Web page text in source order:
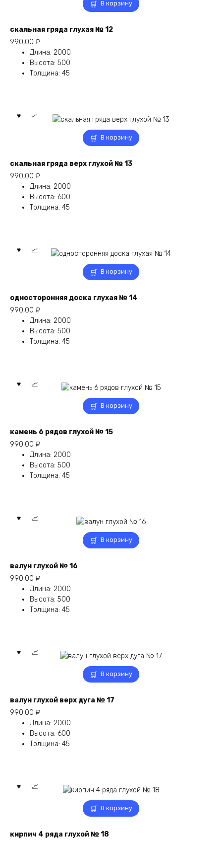
В корзину
скальная гряда глухая № 12
990,00 ₽
Длина: 2000
Высота: 500
Толщина: 45
В корзину
скальная гряда верх глухой № 13
990,00 ₽
Длина: 2000
Высота: 600
Толщина: 45
В корзину
односторонняя доска глухая № 14
990,00 ₽
Длина: 2000
Высота: 500
Толщина: 45
В корзину
камень 6 рядов глухой № 15
990,00 ₽
Длина: 2000
Высота: 500
Толщина: 45
В корзину
валун глухой № 16
990,00 ₽
Длина: 2000
Высота: 500
Толщина: 45
В корзину
валун глухой верх дуга № 17
990,00 ₽
Длина: 2000
Высота: 600
Толщина: 45
В корзину
кирпич 4 ряда глухой № 18